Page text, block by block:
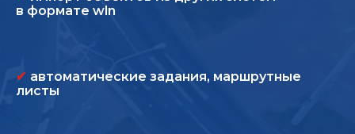
в формате wln
✔ автоматические задания, маршрутные
листы